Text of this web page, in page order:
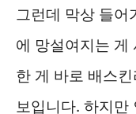
그런데 막상 들어
에 망설여지는 게
한 게 바로 배스
보입니다. 하지만